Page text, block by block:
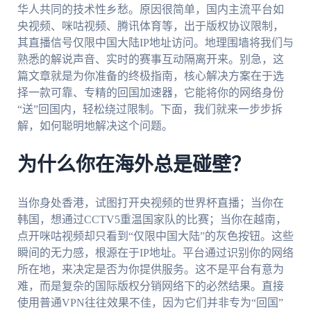
华人共同的技术性乡愁。原因很简单，国内主流平台如
央视频、咪咕视频、腾讯体育等，出于版权协议限制，
其直播信号仅限中国大陆IP地址访问。地理围墙将我们与
熟悉的解说声音、实时的赛事互动隔离开来。别急，这
篇文章就是为你准备的终极指南，核心解决方案在于选
择一款可靠、专精的回国加速器，它能将你的网络身份
“送”回国内，轻松绕过限制。下面，我们就来一步步拆
解，如何聪明地解决这个问题。
为什么你在海外总是碰壁？
当你身处香港，试图打开央视频的世界杯直播；当你在
韩国，想通过CCTV5重温国家队的比赛；当你在越南，
点开咪咕视频却只看到“仅限中国大陆”的灰色按钮。这些
瞬间的无力感，根源在于IP地址。平台通过识别你的网络
所在地，来决定是否为你提供服务。这不是平台有意为
难，而是复杂的国际版权分销网络下的必然结果。直接
使用普通VPN往往效果不佳，因为它们并非专为“回国”